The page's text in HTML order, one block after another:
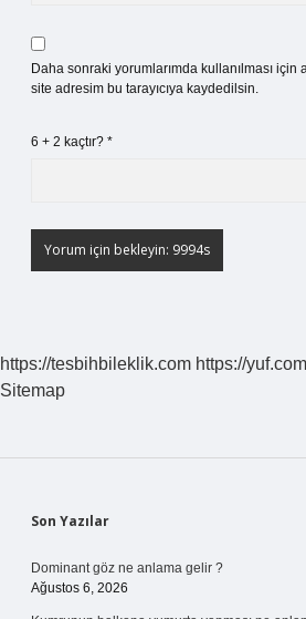
Daha sonraki yorumlarımda kullanılması için
site adresim bu tarayıcıya kaydedilsin.
6 + 2 kaçtır? *
https://tesbihbileklik.com https://
Sitemap
Sidebar
Son Yazılar
Dominant göz ne anlama gelir ?
Ağustos 6, 2026